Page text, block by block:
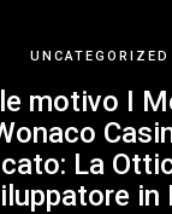
UNCATEGORIZED
motivo I
La
in